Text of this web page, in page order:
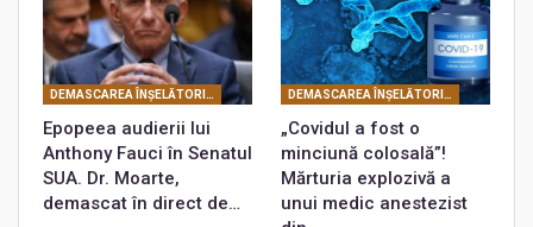
DEMASCAREA ÎNŞELĂTORIEI COVID
Epopeea audierii lui
Anthony Fauci în Senatul
SUA. Dr. Moarte,
demascat în direct de…
DEMASCAREA ÎNŞELĂTORIEI COVID
„Covidul a fost o
minciună colosală”!
Mărturia explozivă a
unui medic anestezist